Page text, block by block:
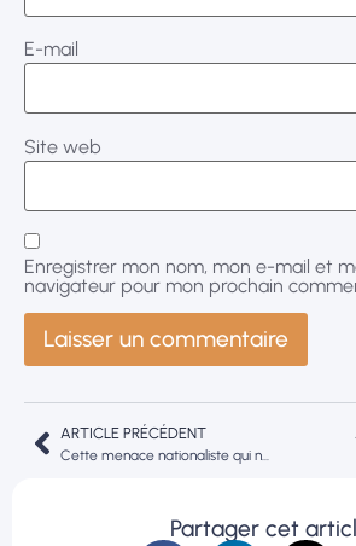
Partager cet
E-mail
Site web
Enregistrer mon nom, mon e-mail et
navigateur pour mon prochain
ARTICLE PRÉCÉDENT